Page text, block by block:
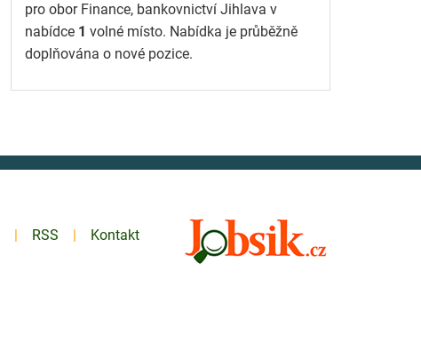
pro obor Finance, bankovnictví Jihlava v
nabídce 1 volné místo. Nabídka je průběžně
doplňována o nové pozice.
RSS Kontakt